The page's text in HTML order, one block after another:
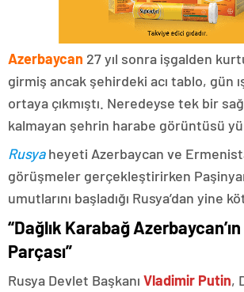
Azerbaycan 27 yıl sonra işgalden
girmiş ancak şehirdeki acı tablo, gün
ortaya çıkmıştı. Neredeyse tek bir
kalmayan şehrin harabe görüntüsü
Rusyaheyeti Azerbaycan ve
görüşmeler gerçekleştirirken
umutlarını başladığı Rusya’dan yine
“Dağlık Karabağ
Parçası”
Rusya Devlet Başkanı Vladimir Putin,